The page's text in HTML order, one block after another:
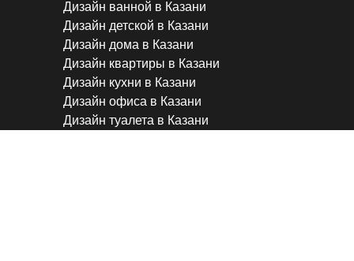
Дизайн ванной в Казани
Дизайн детской в Казани
Дизайн дома в Казани
Дизайн квартиры в Казани
Дизайн кухни в Казани
Дизайн офиса в Казани
Дизайн туалета в Казани